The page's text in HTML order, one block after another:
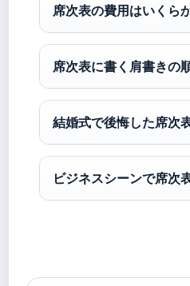
席次表の費用はいくら
席次表に書く肩書きの
結婚式で後悔した席次
ビジネスシーンで席次